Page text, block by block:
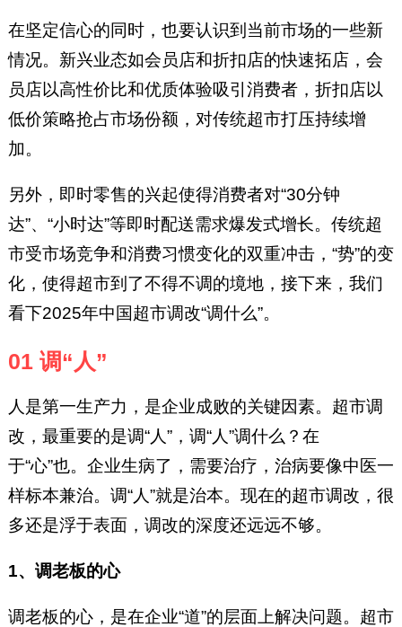
在坚定信心的同时，也要认识到当前市场的一些新
情况。新兴业态如会员店和折扣店的快速拓店，会
员店以高性价比和优质体验吸引消费者，折扣店以
低价策略抢占市场份额，对传统超市打压持续增
加。
另外，即时零售的兴起使得消费者对“30分钟
达”、“小时达”等即时配送需求爆发式增长。传统超
市受市场竞争和消费习惯变化的双重冲击，“势”的变
化，使得超市到了不得不调的境地，接下来，我们
看下2025年中国超市调改“调什么”。
01 调“人”
人是第一生产力，是企业成败的关键因素。超市调
改，最重要的是调“人”，调“人”调什么？在
于“心”也。企业生病了，需要治疗，治病要像中医一
样标本兼治。调“人”就是治本。现在的超市调改，很
多还是浮于表面，调改的深度还远远不够。
1、调老板的心
调老板的心，是在企业“道”的层面上解决问题。超市